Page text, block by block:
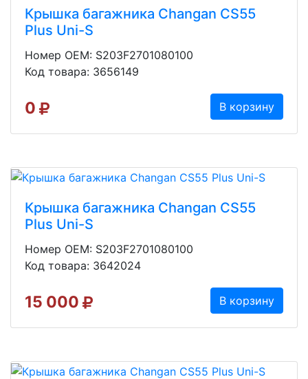
Крышка багажника Changan CS55
Plus Uni-S
Номер OEM: S203F2701080100
Код товара: 3656149
0 В корзину
Крышка багажника Changan CS55
Plus Uni-S
Номер OEM: S203F2701080100
Код товара: 3642024
15 000 В корзину